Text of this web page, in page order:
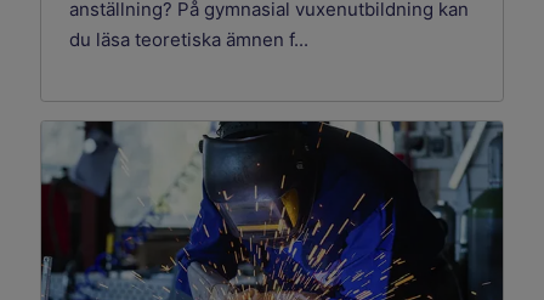
anställning? På gymnasial vuxenutbildning kan
du läsa teoretiska ämnen f...